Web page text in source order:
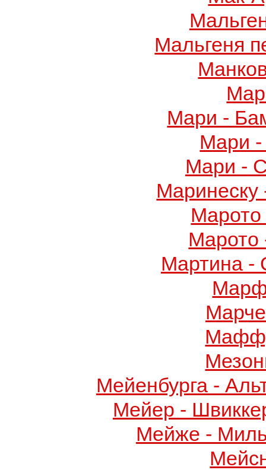
Мальгеня
Мари -
Мари -
Мари -
Марото
Марото
Мартина -
Мейенбурга -
Мейер -
Мейже -